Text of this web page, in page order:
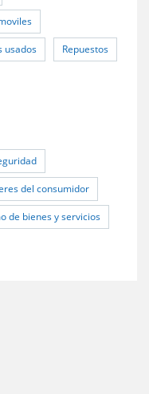
usados Repuestos
del consumidor
de bienes y servicios